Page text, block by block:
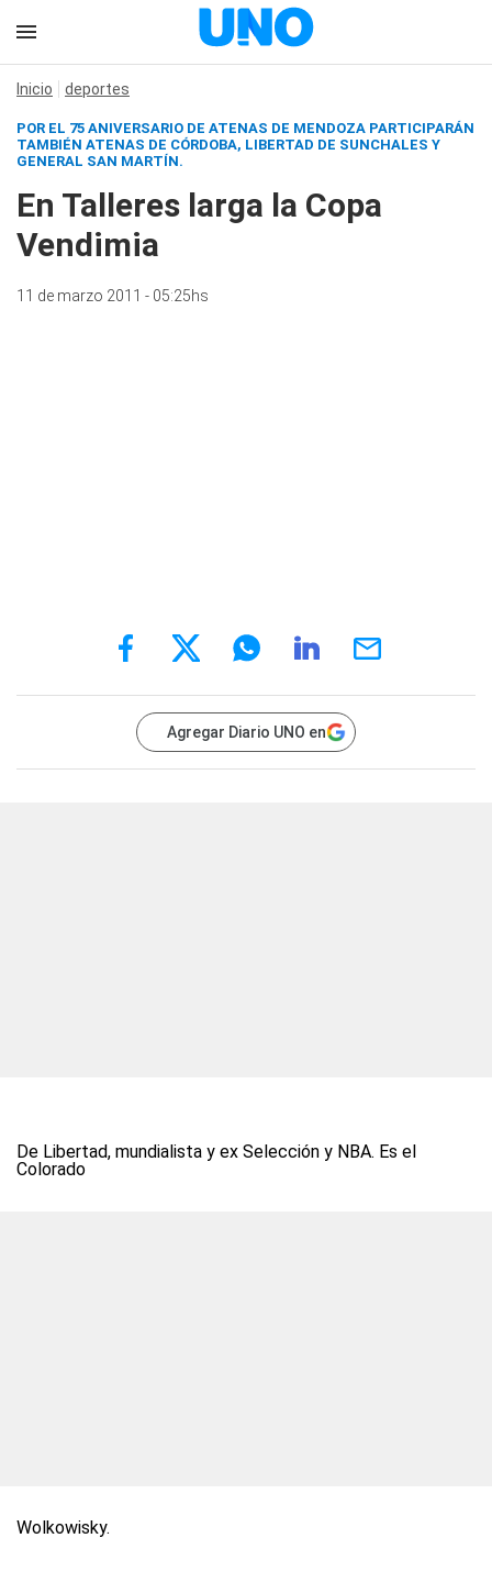
Inicio deportes
POR EL 75 ANIVERSARIO DE ATENAS DE MENDOZA PARTICIPARÁN
TAMBIÉN ATENAS DE CÓRDOBA, LIBERTAD DE SUNCHALES Y
GENERAL SAN MARTÍN.
En Talleres larga la Copa
Vendimia
11 de marzo 2011 - 05:25hs
Agregar Diario UNO en
De Libertad, mundialista y ex Selección y NBA. Es el
Colorado
Wolkowisky.